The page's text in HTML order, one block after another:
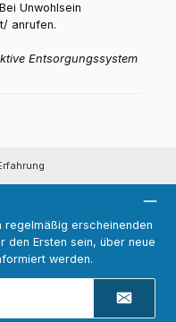
Unwohlsein
anrufen.
Entsorgungssystem
regelmäßig erscheinenden
den Ersten sein, über neue
werden.